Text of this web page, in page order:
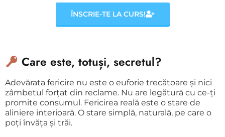
ÎNSCRIE-TE LA CURS!
Care este, totuși, secretul?
Adevărata fericire nu este o euforie trecătoare și nici
zâmbetul forțat din reclame. Nu are legătură cu ce-ți
promite consumul. Fericirea reală este o stare de
aliniere interioară. O stare simplă, naturală, pe care o
poți învăța și trăi.